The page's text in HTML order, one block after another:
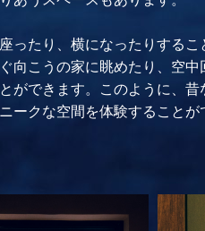
ったり、横になったりする
向こうの家に眺めたり、空
ができます。このように、
ークな空間を体験することが